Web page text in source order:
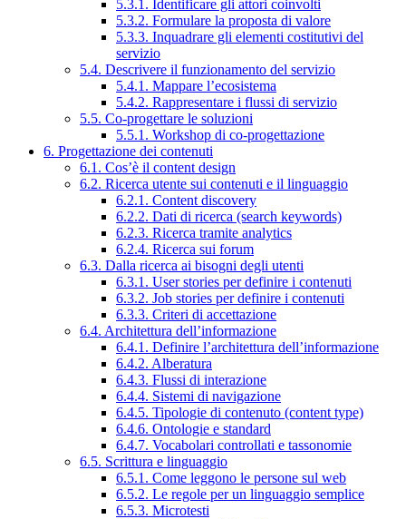
5.3.1. Identificare gli attori coinvolti
5.3.2. Formulare la proposta di valore
5.3.3. Inquadrare gli elementi costitutivi del
servizio
5.4. Descrivere il funzionamento del servizio
5.4.1. Mappare l’ecosistema
5.4.2. Rappresentare i flussi di servizio
5.5. Co-progettare le soluzioni
5.5.1. Workshop di co-progettazione
6. Progettazione dei contenuti
6.1. Cos’è il content design
6.2. Ricerca utente sui contenuti e il linguaggio
6.2.1. Content discovery
6.2.2. Dati di ricerca (search keywords)
6.2.3. Ricerca tramite analytics
6.2.4. Ricerca sui forum
6.3. Dalla ricerca ai bisogni degli utenti
6.3.1. User stories per definire i contenuti
6.3.2. Job stories per definire i contenuti
6.3.3. Criteri di accettazione
6.4. Architettura dell’informazione
6.4.1. Definire l’architettura dell’informazione
6.4.2. Alberatura
6.4.3. Flussi di interazione
6.4.4. Sistemi di navigazione
6.4.5. Tipologie di contenuto (content type)
6.4.6. Ontologie e standard
6.4.7. Vocabolari controllati e tassonomie
6.5. Scrittura e linguaggio
6.5.1. Come leggono le persone sul web
6.5.2. Le regole per un linguaggio semplice
6.5.3. Microtesti